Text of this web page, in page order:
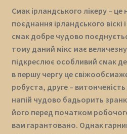
Смак ірландського лікеру –
поєднання ірландського віскі
смак добре чудово
тому даний мікс має
підкреслює особливий смак
в першу чергу це
робуста, друге – витонченість
напій чудово бадьорить
його перед початком
вам гарантовано. Однак